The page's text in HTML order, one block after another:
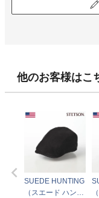
他のお客様はこ
SUEDE HUNTING
（スエード ハンチ